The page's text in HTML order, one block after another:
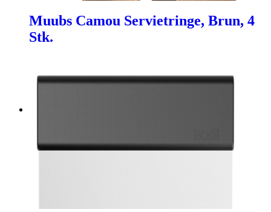
Muubs Camou Servietringe, Brun, 4
Stk.